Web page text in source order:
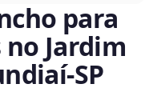
para
Jardim